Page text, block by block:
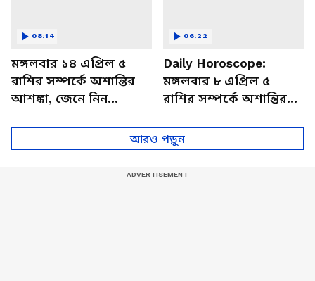
মঙ্গলবার ১৪ এপ্রিল ৫
রাশির সম্পর্কে অশান্তির
আশঙ্কা, জেনে নিন
08:14
Daily Horoscope:
মঙ্গলবার ৮ এপ্রিল ৫
রাশির সম্পর্কে অশান্তির
আজকের রাশিফল
06:22
আরও পড়ুন